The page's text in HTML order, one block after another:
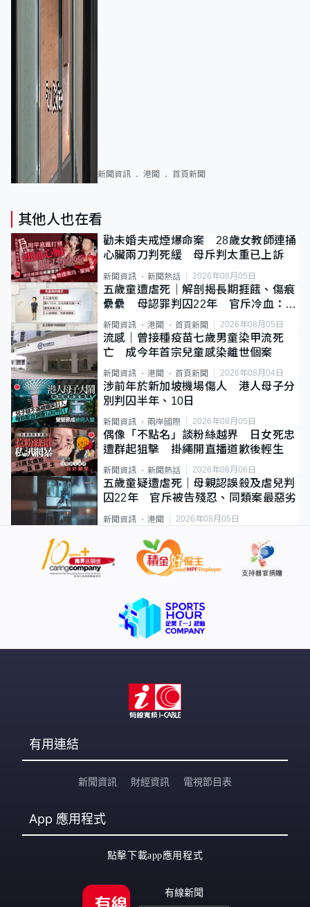
新聞資訊 港聞 首頁新聞
其他人也在看
勸未婚夫戒煙爆命案 28歲女教師連捅
心臟兩刀判死緩 母斥判太重已上訴
新聞資訊 新聞熱話 2026年08月05日
五歲童遭虐死｜解剖揭長期捱餓、傷痕
纍纍 母認罪判囚22年 官斥冷血：同
類案最惡劣
新聞資訊 港聞 首頁新聞 2026年08月05日
流感｜曾接種疫苗七歲男童染甲流死
亡 成今年首宗兒童感染離世個案
新聞資訊 港聞 首頁新聞 2026年08月04日
涉前年於新加坡機場傷人 港人母子分
別判囚半年、10日
新聞資訊 兩岸國際 2026年08月05日
偶像「不點名」談粉絲越界 日女死忠
遭群起狙擊 掛繩開直播道歉後輕生
新聞資訊 新聞熱話 2026年08月06日
五歲童疑遭虐死｜母親認誤殺及虐兒判
囚22年 官斥被告殘忍、同類案最惡劣
新聞資訊 港聞 2026年08月05日
有用連結
新聞資訊 財經資訊 電視節目表
App 應用程式
點擊下載app應用程式
有線新聞